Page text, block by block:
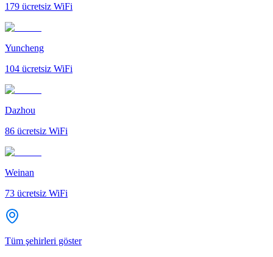
179 ücretsiz WiFi
Yuncheng
104 ücretsiz WiFi
Dazhou
86 ücretsiz WiFi
Weinan
73 ücretsiz WiFi
Tüm şehirleri göster